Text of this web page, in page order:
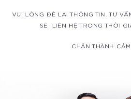
VUI LÒNG ĐÊ LẠI THÔNG TIN, TƯ
SẼ LIÊN HỆ TRONG THỜI
CHÂN THÀNH